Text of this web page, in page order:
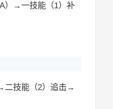
）→一技能（1）补
二技能（2）追击→